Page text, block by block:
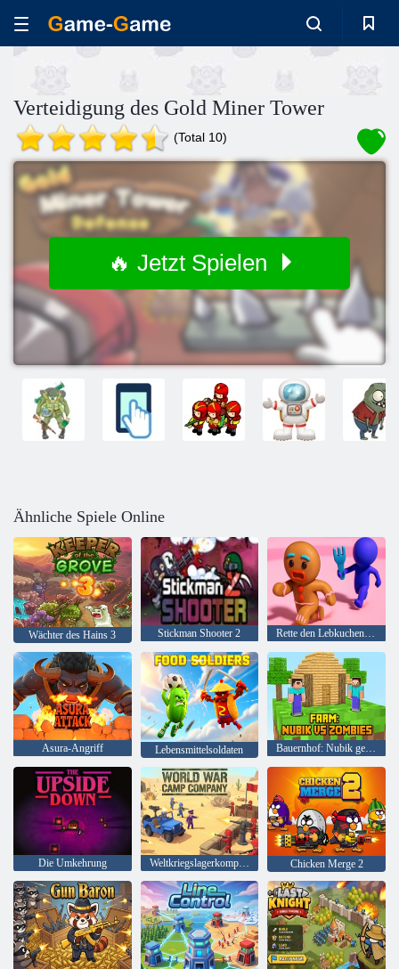
Verteidigung des Gold Miner Tower
(Total 10)
🔥 Jetzt Spielen
Ähnliche Spiele Online
Wächter des Hains 3 Stickman Shooter 2 Rette den Lebkuchenmann
Asura-Angriff Lebensmittelsoldaten Bauernhof: Nubik gegen Zombies
Die Umkehrung Weltkriegslagerkompanie Chicken Merge 2